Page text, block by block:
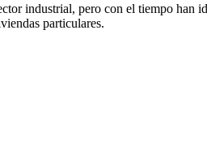
industrial, pero con el tiempo han
particulares.